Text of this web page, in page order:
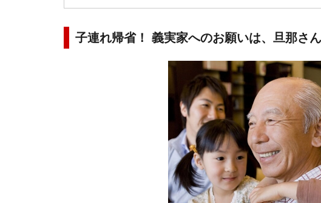
子連れ帰省！ 義実家へのお願いは、旦那さ